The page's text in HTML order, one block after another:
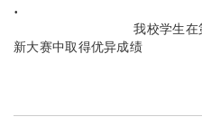
                               我校学生在第六届全国大学生网络编辑创
新大赛中取得优异成绩